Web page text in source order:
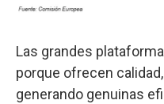
Las grandes
porque ofrecen
generando genuinas